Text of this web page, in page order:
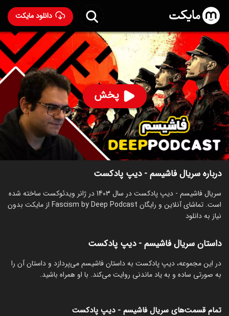
دانلود مایکت
پخش
سریال فاشیسم - دیپ پادکستساخت 1403
۴۳ 92%
ساخت ایران سال 1403
رده سنی ۱۳+
سریال
توضیحات قسمت‌ها سریال‌های مشابه
درباره سریال فاشیسم - دیپ پادکست
سریال فاشیسم - دیپ پادکست در سال 1403 در ژانر ویدئوکست ساخته شده
است. تماشای آنلاین و رایگان Fascism by Deep Podcast از مایکت بدون
نیاز به دانلود
داستان سریال فاشیسم - دیپ پادکست
‏در این مجموعه، دیپ پادکست به داستان فاشیسم می‌پردازد و داستان‌ آن‌ را
به صورتی ساده و به یاد ماندنی روایت می‌کند. با او همراه باشید.
تمام قسمت‌های سریال فاشیسم - دیپ پادکست